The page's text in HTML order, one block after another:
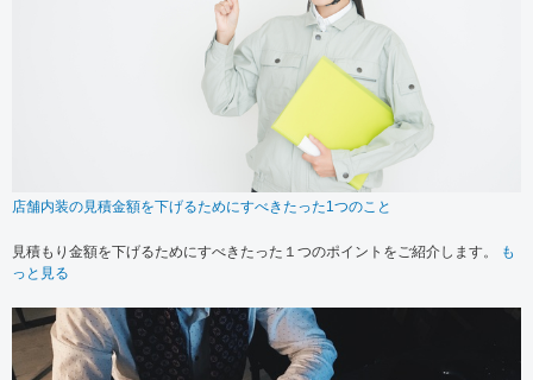
店舗内装の見積金額を下げるためにすべきたった1つのこと
見積もり金額を下げるためにすべきたった１つのポイントをご紹介します。
も
っと見る